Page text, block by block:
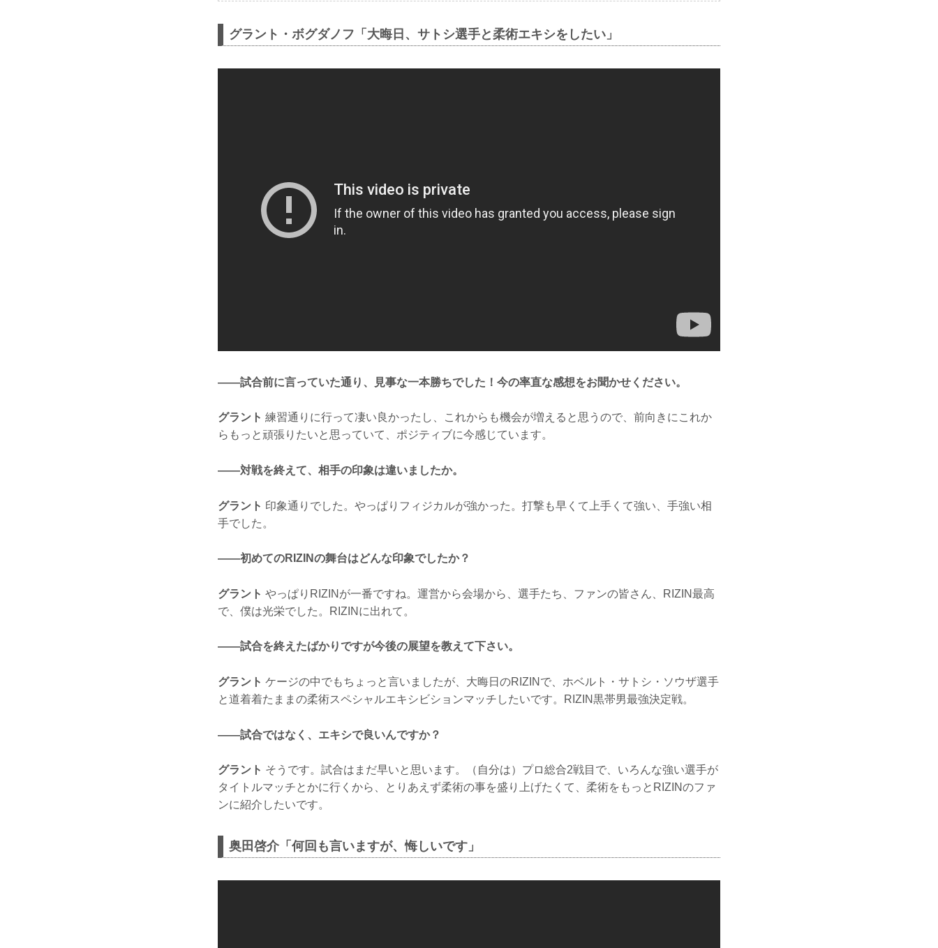
グラント・ボグダノフ「大晦日、サトシ選手と柔術エキシをしたい」
——試合前に言っていた通り、見事な一本勝ちでした！今の率直な感想をお聞かせください。
グラント 練習通りに行って凄い良かったし、これからも機会が増えると思うので、前向きにこれか
らもっと頑張りたいと思っていて、ポジティブに今感じています。
——対戦を終えて、相手の印象は違いましたか。
グラント 印象通りでした。やっぱりフィジカルが強かった。打撃も早くて上手くて強い、手強い相
手でした。
——初めてのRIZINの舞台はどんな印象でしたか？
グラント やっぱりRIZINが一番ですね。運営から会場から、選手たち、ファンの皆さん、RIZIN最高
で、僕は光栄でした。RIZINに出れて。
——試合を終えたばかりですが今後の展望を教えて下さい。
グラント ケージの中でもちょっと言いましたが、大晦日のRIZINで、ホベルト・サトシ・ソウザ選手
と道着着たままの柔術スペシャルエキシビションマッチしたいです。RIZIN黒帯男最強決定戦。
——試合ではなく、エキシで良いんですか？
グラント そうです。試合はまだ早いと思います。（自分は）プロ総合2戦目で、いろんな強い選手が
タイトルマッチとかに行くから、とりあえず柔術の事を盛り上げたくて、柔術をもっとRIZINのファ
ンに紹介したいです。
奥田啓介「何回も言いますが、悔しいです」